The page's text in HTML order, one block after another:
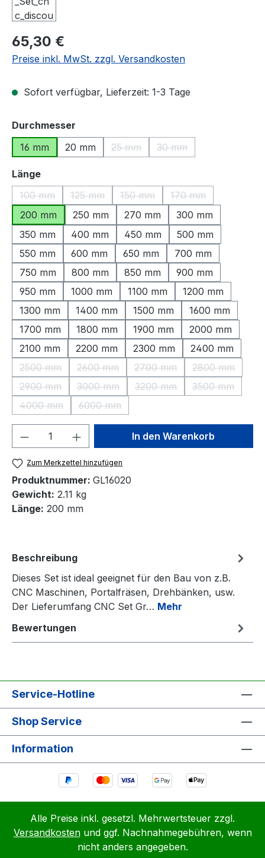
Regulärer Preis:
65,30 €
Preise inkl. MwSt. zzgl. Versandkosten
Sofort verfügbar, Lieferzeit: 1-3 Tage
Durchmesser
16 mm
20 mm 25 mm
(Diese Option ist zurzeit nicht
30 mm
(Diese Option ist
Längeauswählen
100 mm
(Diese Option ist zurzeit nicht verfügbar.)
125 mm
(Diese Option ist zurzeit nicht verfügbar.)
150 mm
(Diese Option ist zurzeit nicht
170 mm
(Diese Option ist
200 mm 250 mm 270 mm
300 mm
350 mm
400 mm 450 mm
500 mm
550 mm
600 mm 650 mm
700 mm
750 mm
800 mm 850 mm
900 mm
950 mm
1000 mm 1100 mm
1200 mm
1300 mm
1400 mm 1500 mm
1600 mm
1700 mm
1800 mm 1900 mm
2000 mm
2100 mm
2200 mm 2300 mm
2400 mm
2500 mm
(Diese Option ist zurzeit nicht verfügbar.)
2600 mm
(Diese Option ist zurzeit nicht verfügbar.)
2700 mm
(Diese Option ist zurzeit
2800 mm
(Diese
2900 mm
(Diese Option ist zurzeit nicht verfügbar.)
3000 mm
(Diese Option ist zurzeit nicht verfügbar.)
3200 mm
(Diese Option ist zurzeit
3500 mm
(Diese
4000 mm
(Diese Option ist zurzeit nicht verfügbar.)
6000 mm
(Diese Option ist zurzeit nicht verfügbar.)
Produkt Anzahl: Gib denIn den Warenkorb
Zum Merkzettel hinzufügen
Produktnummer: GL16020
Gewicht: 2.11 kg
Länge: 200 mm
Beschreibung
Dieses Set ist ideal geeignet für den Bau von z.B.
CNC Maschinen, Portalfräsen, Drehbänken, usw.
Der Lieferumfang CNC Set Gr… Mehr
Bewertungen
Service-Hotline
Shop Service
Information
Alle Preise inkl. gesetzl. Mehrwertsteuer zzgl.
Versandkostenund ggf. Nachnahmegebühren, wenn
nicht anders angegeben.